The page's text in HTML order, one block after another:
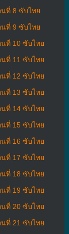
นที่ 8 ซับไทย
นที่ 9 ซับไทย
นที่ 10 ซับไทย
นที่ 11 ซับไทย
นที่ 12 ซับไทย
นที่ 13 ซับไทย
นที่ 14 ซับไทย
นที่ 15 ซับไทย
นที่ 16 ซับไทย
นที่ 17 ซับไทย
นที่ 18 ซับไทย
นที่ 19 ซับไทย
นที่ 20 ซับไทย
นที่ 21 ซับไทย